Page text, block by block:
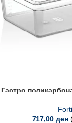
Гастро
717,00 ден